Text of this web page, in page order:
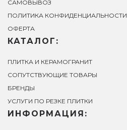
САМОВЫВОЗ
ПОЛИТИКА КОНФИДЕНЦИАЛЬНОСТИ
ОФЕРТА
КАТАЛОГ:
ПЛИТКА И КЕРАМОГРАНИТ
СОПУТСТВУЮЩИЕ ТОВАРЫ
БРЕНДЫ
УСЛУГИ ПО РЕЗКЕ ПЛИТКИ
ИНФОРМАЦИЯ: